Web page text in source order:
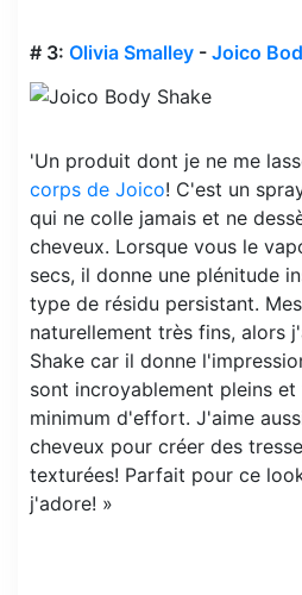
# 3: Olivia Smalley - Joico
'Un produit dont je ne me
corps de Joico! C'est un
qui ne colle jamais et ne
cheveux. Lorsque vous le
secs, il donne une plénitude
type de résidu persistant.
naturellement très fins, alors
Shake car il donne
sont incroyablement pleins
minimum d'effort. J'aime
cheveux pour créer des
texturées! Parfait pour ce
j'adore! »